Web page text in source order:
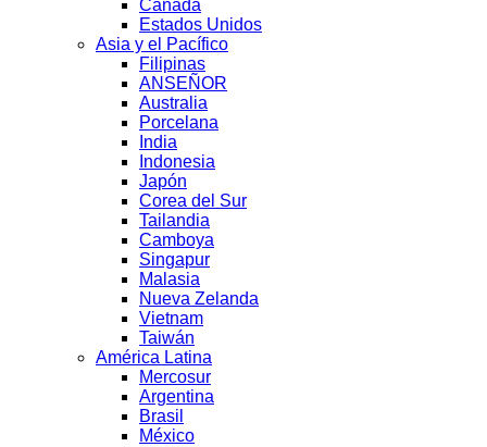
Canadá
Estados Unidos
Asia y el Pacífico
Filipinas
ANSEÑOR
Australia
Porcelana
India
Indonesia
Japón
Corea del Sur
Tailandia
Camboya
Singapur
Malasia
Nueva Zelanda
Vietnam
Taiwán
América Latina
Mercosur
Argentina
Brasil
México